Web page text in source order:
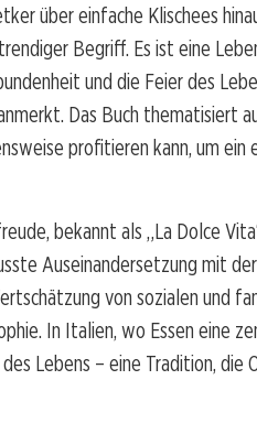
über einfache Klischees
Begriff. Es ist eine
und die Feier des
Das Buch thematisiert
profitieren kann, um
bekannt als „La Dolce
Auseinandersetzung mit
von sozialen und
In Italien, wo Essen eine
Lebens – eine Tradition,